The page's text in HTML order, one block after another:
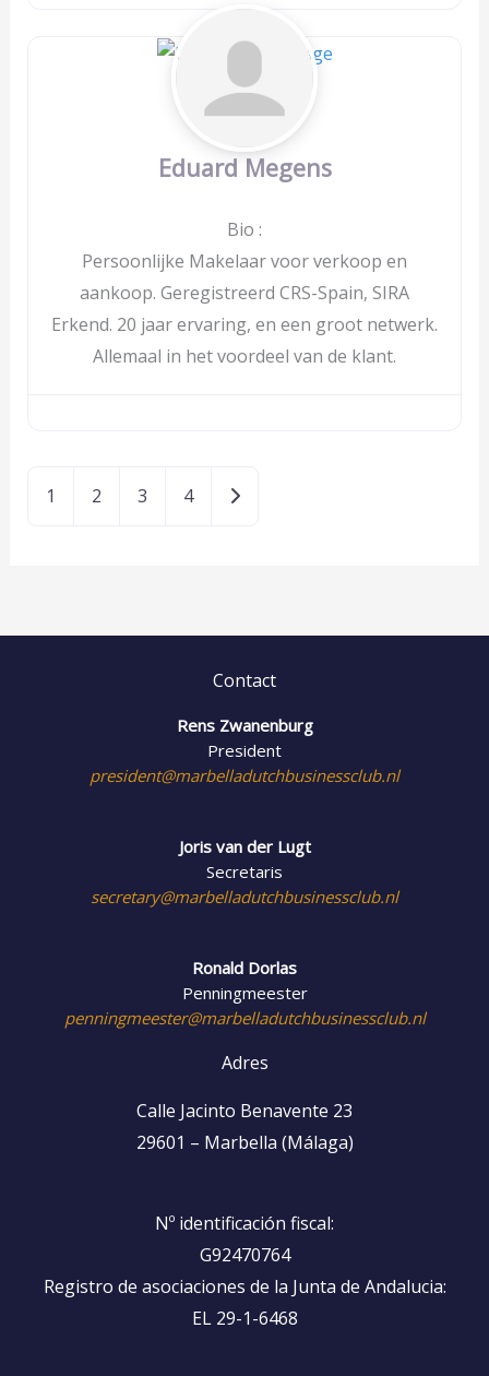
Eduard Megens
Bio :
Persoonlijke Makelaar voor verkoop en
aankoop. Geregistreerd CRS-Spain, SIRA
Erkend. 20 jaar ervaring, en een groot netwerk.
Allemaal in het voordeel van de klant.
1 2 3 4 Oudere berichten
Contact
Rens Zwanenburg
President
president@marbelladutchbusinessclub.nl
Joris van der Lugt
Secretaris
secretary@marbelladutchbusinessclub.nl
Ronald Dorlas
Penningmeester
penningmeester@marbelladutchbusinessclub.nl
Adres
Calle Jacinto Benavente 23
29601 – Marbella (Málaga)
Nº identificación fiscal:
G92470764
Registro de asociaciones de la Junta de Andalucia:
EL 29-1-6468